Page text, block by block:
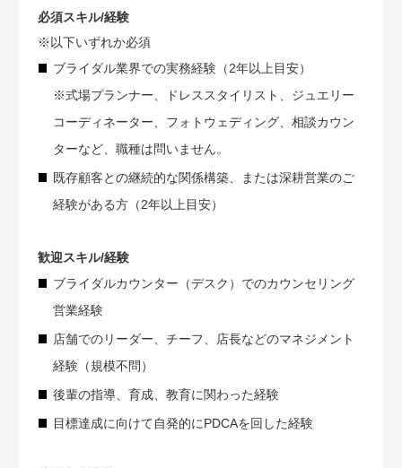
必須スキル/経験
※以下いずれか必須
ブライダル業界での実務経験（2年以上目安）
※式場プランナー、ドレススタイリスト、ジュエリー
コーディネーター、フォトウェディング、相談カウン
ターなど、職種は問いません。
既存顧客との継続的な関係構築、または深耕営業のご
経験がある方（2年以上目安）
歓迎スキル/経験
ブライダルカウンター（デスク）でのカウンセリング
営業経験
店舗でのリーダー、チーフ、店長などのマネジメント
経験（規模不問）
後輩の指導、育成、教育に関わった経験
目標達成に向けて自発的にPDCAを回した経験